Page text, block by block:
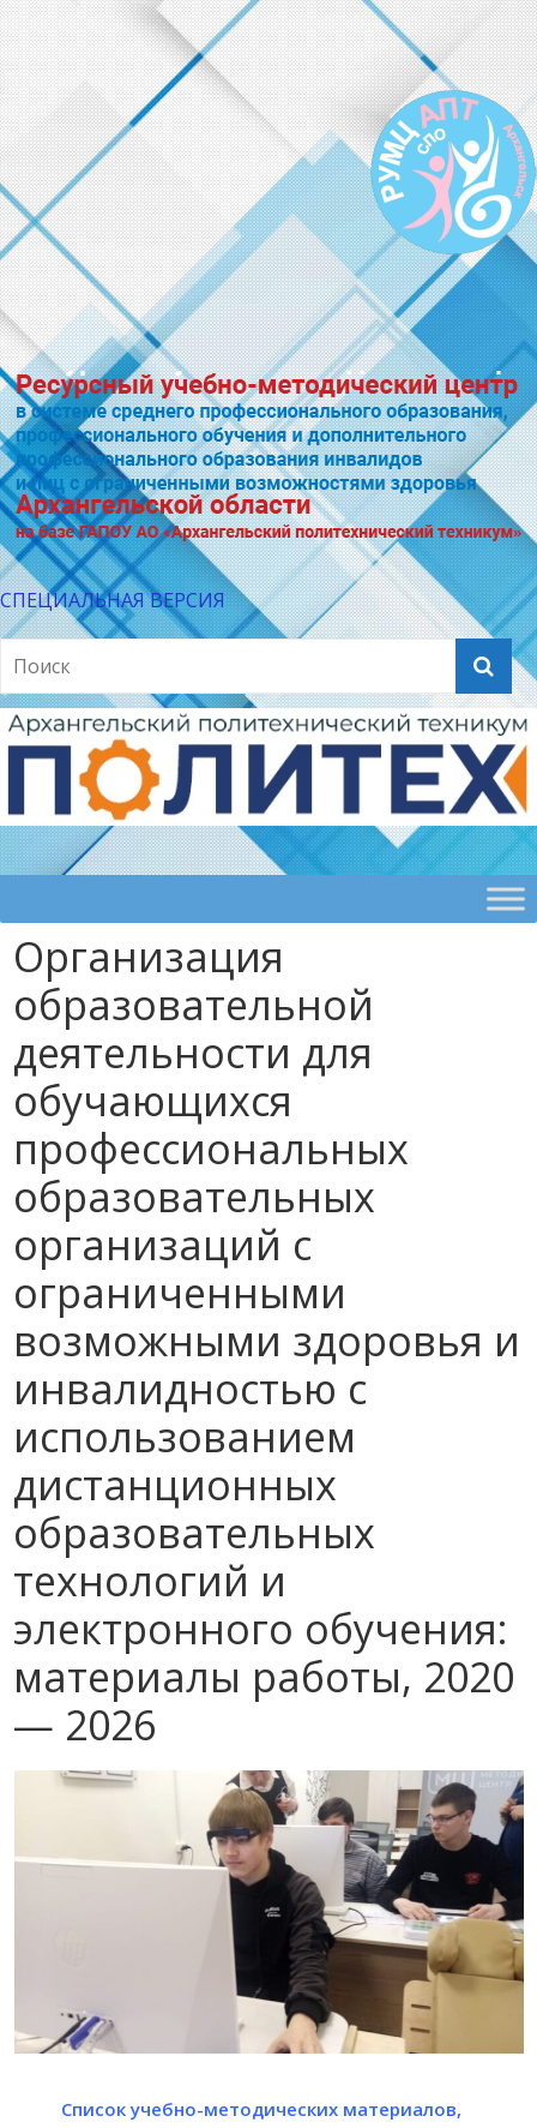
СПЕЦИАЛЬНАЯ ВЕРСИЯ
Организация
образовательной
деятельности для
обучающихся
профессиональных
образовательных
организаций с
ограниченными
возможными здоровья и
инвалидностью с
использованием
дистанционных
образовательных
технологий и
электронного обучения:
материалы работы, 2020
— 2026
Список учебно-методических материалов,